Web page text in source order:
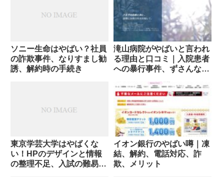
ソニー生命はやばい？社員
の詐欺事件、なりすまし勧
誘、解約時の手続き
滝山病院がやばいと言われ
る理由と口コミ｜入院患者
への暴行事件、ずさんな組
東京学芸大学はやばくな
い！HPのデザインと情報
の整理不足、入試の難易度
イオン銀行のやばい噂｜凍
結、解約、電話対応、詐
欺、メリット